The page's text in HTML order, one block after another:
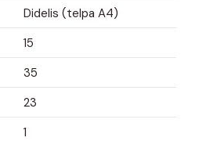
Didelis (telpa A4)
15
35
23
1